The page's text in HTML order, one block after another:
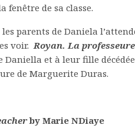
fenêtre de sa classe.
parents de Daniela
voir.Royan. La
Daniella et à leur fille
de Marguerite Duras.
by Marie NDiaye